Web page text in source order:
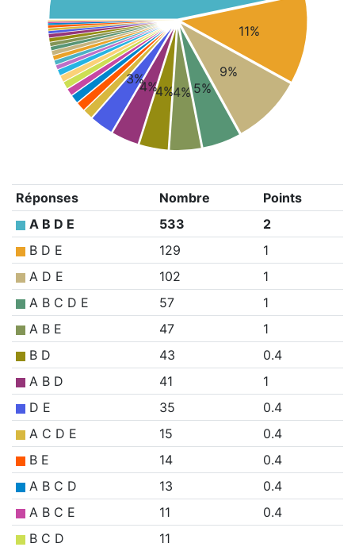
11%
9%
5%
4%
4%
4%
3%
Réponses Nombre
Points
A B D E
533
2
B D E
129
1
A D E
102
1
A B C D E
57
1
A B E
47
1
B D
43
0.4
A B D
41
1
D E
35
0.4
A C D E
15
0.4
B E
14
0.4
A B C D
13
0.4
A B C E
11
0.4
B C D
11